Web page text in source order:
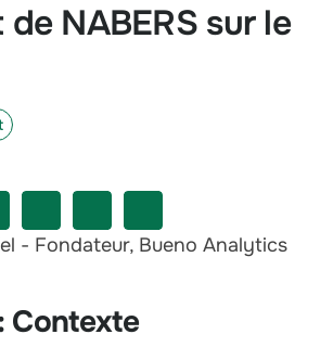
NABERS sur le
- Fondateur, Bueno Analytics
Contexte